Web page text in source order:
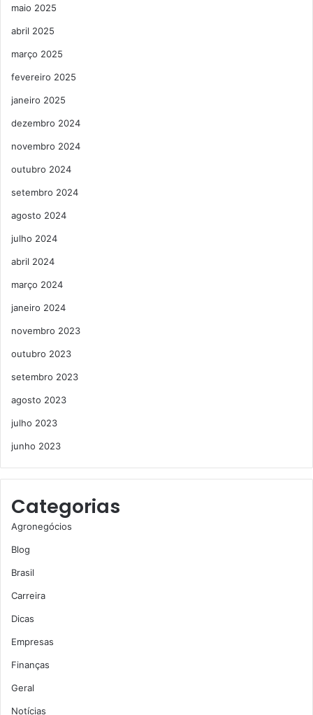
maio 2025
abril 2025
março 2025
fevereiro 2025
janeiro 2025
dezembro 2024
novembro 2024
outubro 2024
setembro 2024
agosto 2024
julho 2024
abril 2024
março 2024
janeiro 2024
novembro 2023
outubro 2023
setembro 2023
agosto 2023
julho 2023
junho 2023
Categorias
Agronegócios
Blog
Brasil
Carreira
Dicas
Empresas
Finanças
Geral
Notícias